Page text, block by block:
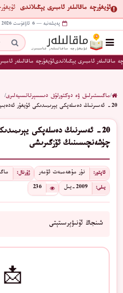
ئۇيغۇرچە ماقالىلەر ئامبىرى يېڭىلاندى
پەيشەنبە — 6 ئاۋغۇست 2026 | ھ 21 سەفەر 1448
ماقالىلەر ئامبىرى يېڭىلاندىئۇيغۇرچە ماقالىلەر
/ماگىستىرلىق ۋە دوكتورلۇق دىسسېرتاتسىيەلىرى/
20- ئەسىرنىڭ دەسلەپكى يېرىمىدىكى ئۇيغۇر ئەدەبىيات چۈشەنچىسى…
20- ئەسىرنىڭ دەسلەپكى
چۈشەنچىسىنىڭ ئۆزگىرىشى
ئاپتور: نۇر مۇھەممەت ئۆمەر ژۇرنال:
يىلى: 2009-يىل 236
شىنجاڭ ئۇنىۋېرسىتېتى
📩